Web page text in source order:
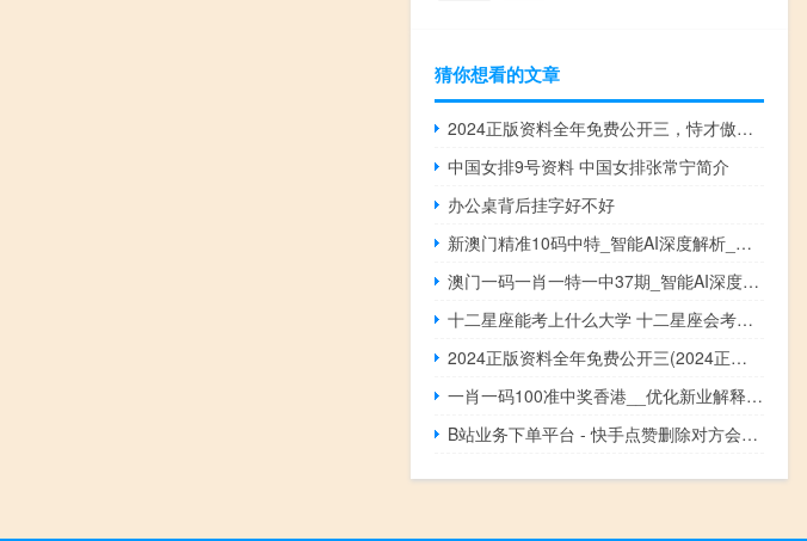
猜你想看的文章
2024正版资料全年免费公开三，恃才傲物精选答案落实_HZ571.76
中国女排9号资料 中国女排张常宁简介
办公桌背后挂字好不好
新澳门精准10码中特_智能AI深度解析_百度移动统计版.23.151
澳门一码一肖一特一中37期_智能AI深度解析_百度移动统计版.213.1.137
十二星座能考上什么大学 十二星座会考上什么大学
2024正版资料全年免费公开三(2024正版资料大全免费)--最新答案解释落实--3DM24.28.19
一肖一码100准中奖香港__优化新业解释落实态新-3407.PL.279
B站业务下单平台 - 快手点赞删除对方会知道吗